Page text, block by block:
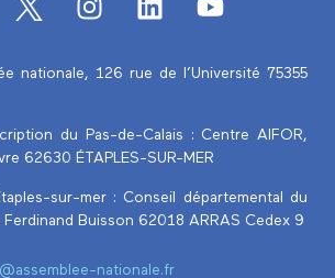
nationale, 126 rue de l’Université 75355
du Pas-de-Calais : Centre AIFOR,
62630 ÉTAPLES-SUR-MER
sur-mer : Conseil départemental du
Ferdinand Buisson 62018 ARRAS Cedex 9
nationale.fr